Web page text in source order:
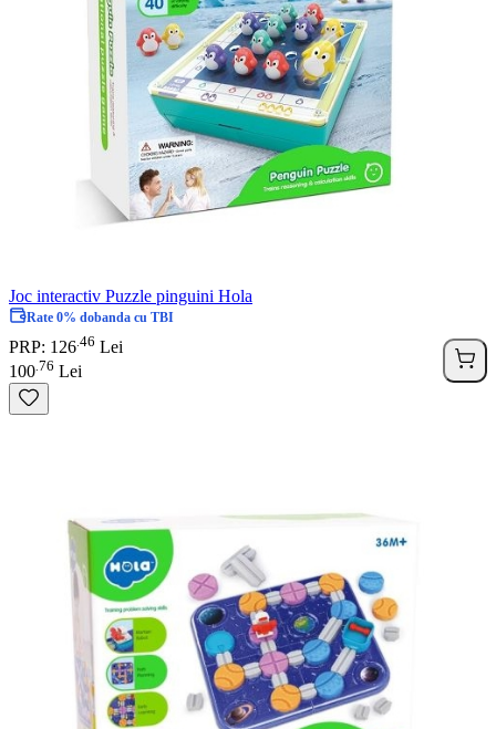
Joc interactiv Puzzle pinguini Hola
Rate 0% dobanda cu TBI
PRP: 126 46 Lei
100 76 Lei